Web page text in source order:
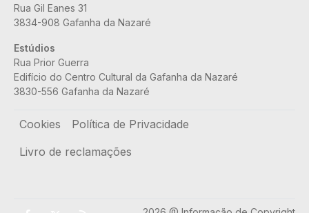
Rua Gil Eanes 31
3834-908 Gafanha da Nazaré
Estúdios
Rua Prior Guerra
Edifício do Centro Cultural da Gafanha da Nazaré
3830-556 Gafanha da Nazaré
Rodapé
Cookies
Política de Privacidade
Livro de reclamações